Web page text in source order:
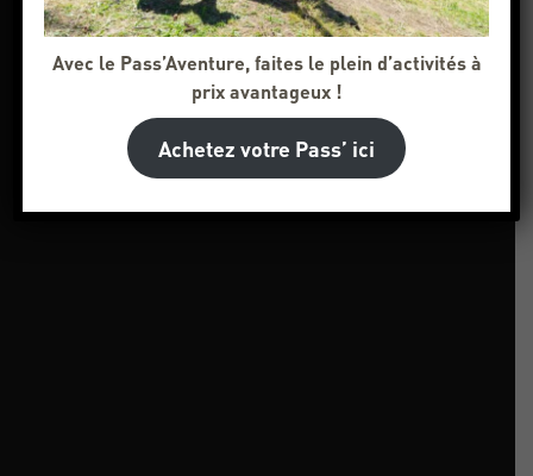
Avec le Pass’Aventure, faites le plein d’activités à
prix avantageux !
Achetez votre Pass’ ici